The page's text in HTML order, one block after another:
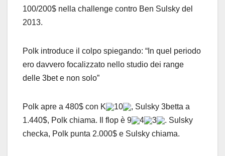
100/200$ nella challenge contro Ben Sulsky del
2013.
Polk introduce il colpo spiegando: “In quel periodo
ero davvero focalizzato nello studio dei range
delle 3bet e non solo”
Polk apre a 480$ con K 10
, Sulsky 3betta a
1.440$, Polk chiama. Il flop è 9
4 3
. Sulsky
checka, Polk punta 2.000$ e Sulsky chiama.